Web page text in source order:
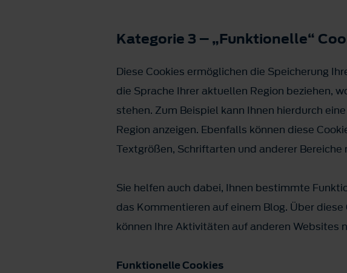
Kategorie 3 – „Funktionelle“
Diese Cookies ermöglichen die Speicherung
die Sprache Ihrer aktuellen Region beziehen,
stehen. Zum Beispiel kann Ihnen hierdurch
Region anzeigen. Ebenfalls können diese
Textgrößen, Schriftarten und anderer Bereiche
Sie helfen auch dabei, Ihnen bestimmte
das Kommentieren auf einem Blog. Über
können Ihre Aktivitäten auf anderen Websites
Funktionelle Cookies